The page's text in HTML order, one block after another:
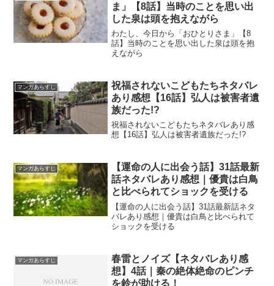
ま」【8話】当時のことを思い出
した泉は頭を抱えながら
わたし、今日から「おひとりさま」【8
話】当時のことを思い出した泉は頭を抱
えながら
マンガあらすじ
祝福されないこどもたちネタバレ
あり感想【16話】弘人は被害者遺
族だった!?
祝福されないこどもたちネタバレあり感
想【16話】弘人は被害者遺族だった!?
マンガあらすじ
【運命の人に出会う話】31話最新
話ネタバレあり感想｜優貴は白鳥
と比べられてショックを受ける
【運命の人に出会う話】31話最新話ネタ
バレあり感想｜優貴は白鳥と比べられて
ショックを受ける
マンガあらすじ
春雷とノイズ【ネタバレあり感
想】4話｜秦の絶体絶命のピンチ
を鈴が助ける！